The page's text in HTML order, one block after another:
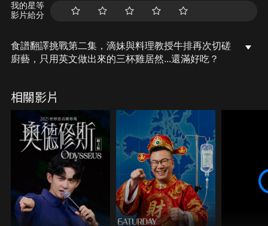
我的星等
影片給分
食譜翻譯挑戰第二集，滴妹與料理教授牛排再次切磋
廚藝，只用英文做出來的三杯雞居然...還滿好吃？
相關影片